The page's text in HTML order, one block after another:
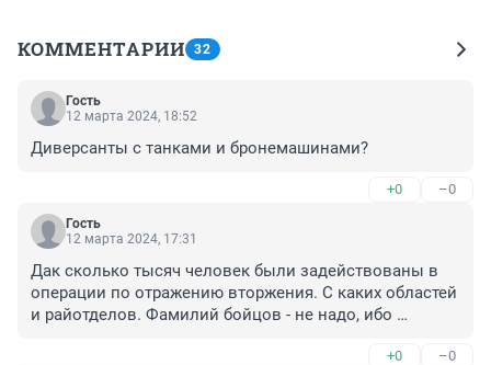
КОММЕНТАРИИ 32
Гость
12 марта 2024, 18:52
Диверсанты с танками и бронемашинами?
+0 –0
Гость
12 марта 2024, 17:31
Дак сколько тысяч человек были задействованы в
операции по отражению вторжения. С каких областей
и райотделов. Фамилий бойцов - не надо, ибо
+0 –0